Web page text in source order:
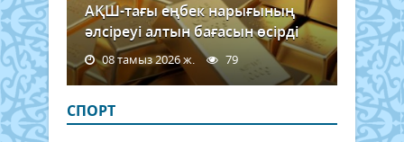
АҚШ-тағы еңбек нарығының
әлсіреуі алтын бағасын өсірді
08 тамыз 2026 ж. 79
СПОРТ